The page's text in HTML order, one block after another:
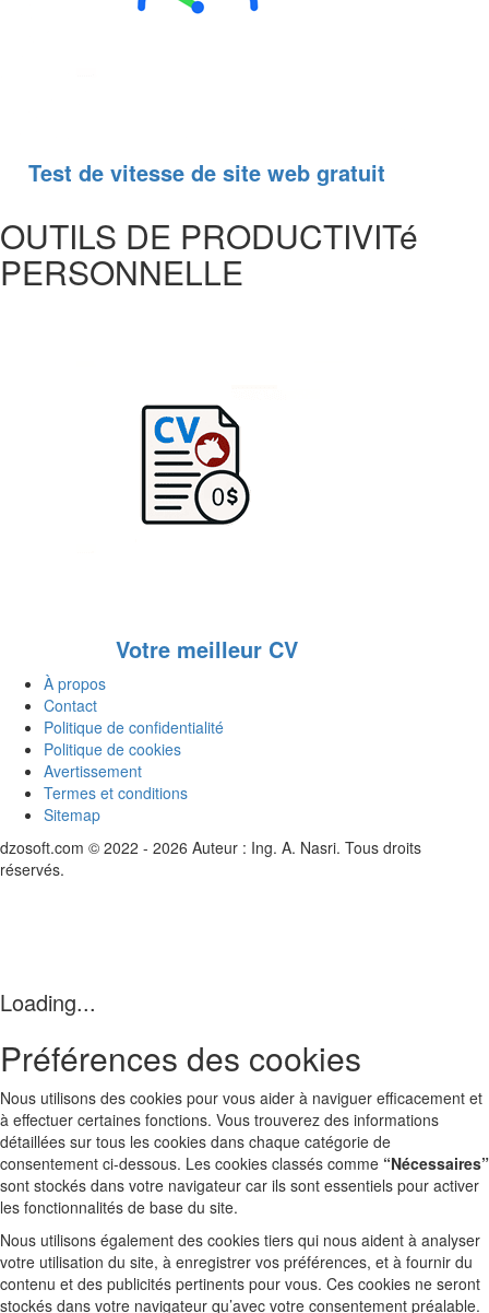
Test de vitesse de site web gratuit
OUTILS DE PRODUCTIVITé
PERSONNELLE
Votre meilleur CV
À propos
Contact
Politique de confidentialité
Politique de cookies
Avertissement
Termes et conditions
Sitemap
dzosoft.com © 2022 - 2026 Auteur : Ing. A. Nasri. Tous droits
réservés.
Loading...
Préférences des cookies
Nous utilisons des cookies pour vous aider à naviguer efficacement et
à effectuer certaines fonctions. Vous trouverez des informations
détaillées sur tous les cookies dans chaque catégorie de
consentement ci-dessous. Les cookies classés comme “Nécessaires”
sont stockés dans votre navigateur car ils sont essentiels pour activer
les fonctionnalités de base du site.
Nous utilisons également des cookies tiers qui nous aident à analyser
votre utilisation du site, à enregistrer vos préférences, et à fournir du
contenu et des publicités pertinents pour vous. Ces cookies ne seront
stockés dans votre navigateur qu’avec votre consentement préalable.